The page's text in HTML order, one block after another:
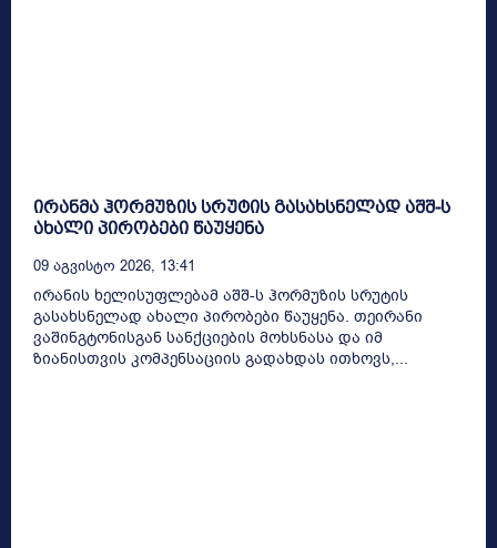
ირანმა ჰორმუზის სრუტის გასახსნელად აშშ-ს
ახალი პირობები წაუყენა
09 Აგვისტო 2026, 13:41
ირანის ხელისუფლებამ აშშ-ს ჰორმუზის სრუტის
გასახსნელად ახალი პირობები წაუყენა. თეირანი
ვაშინგტონისგან სანქციების მოხსნასა და იმ
ზიანისთვის კომპენსაციის გადახდას ითხოვს,...